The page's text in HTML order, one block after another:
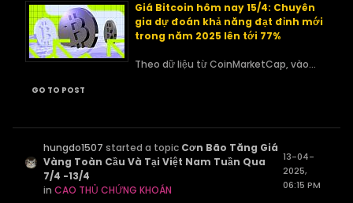
Giá Bitcoin hôm nay 15/4: Chuyên
gia dự đoán khả năng đạt đỉnh mới
trong năm 2025 lên tới 77%
Theo dữ liệu từ CoinMarketCap, vào...
GO TO POST
hungdo1507 started a topic Cơn Bão Tăng Giá
Vàng Toàn Cầu Và Tại Việt Nam Tuần Qua
7/4 -13/4
inCAO THỦ CHỨNG KHOÁN
13-04-
2025,
06:15 PM